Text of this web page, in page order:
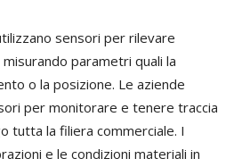
sensori per rilevare
parametri quali la
o la posizione. Le aziende
per monitorare e tenere traccia
tutta la filiera commerciale. I
e le condizioni materiali in